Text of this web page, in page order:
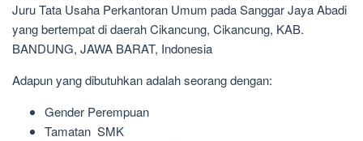
Juru Tata Usaha Perkantoran Umum pada Sanggar Jaya Abadi
yang bertempat di daerah Cikancung, Cikancung, KAB.
BANDUNG, JAWA BARAT, Indonesia
Adapun yang dibutuhkan adalah seorang dengan:
Gender Perempuan
Tamatan SMK